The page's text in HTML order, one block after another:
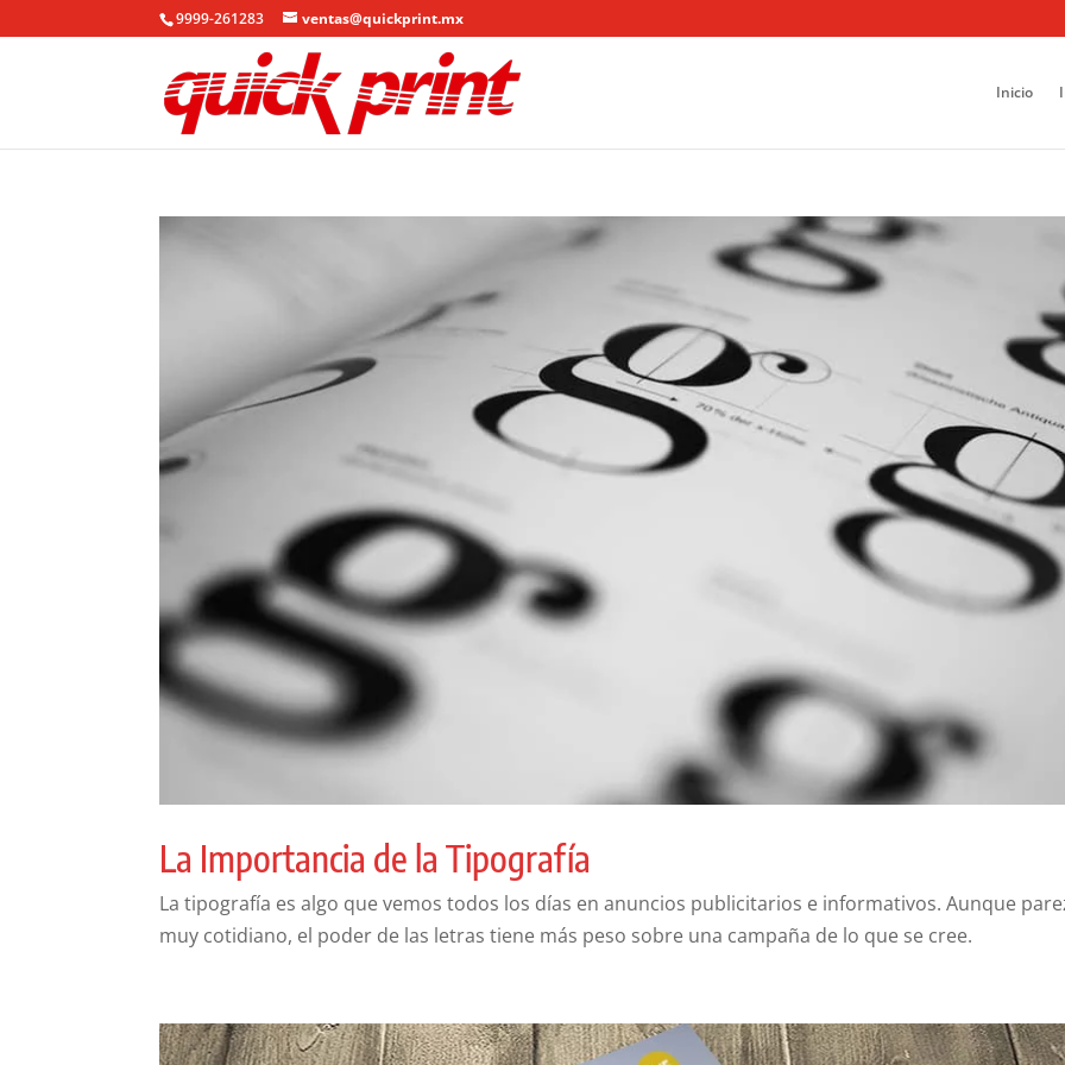
9999-261283 ventas@quickprint.mx
Inicio
La Importancia de la Tipografía
La tipografía es algo que vemos todos los días en anuncios publicitarios e informativos. Aunque
muy cotidiano, el poder de las letras tiene más peso sobre una campaña de lo que se cree.